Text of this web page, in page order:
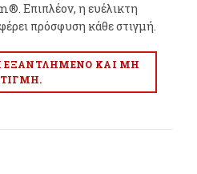
Επιπλέον, η ευέλικτη
πρόσφυση κάθε στιγμή.
ΕΞΑΝΤΛΗΜΈΝΟ ΚΑΙ ΜΗ